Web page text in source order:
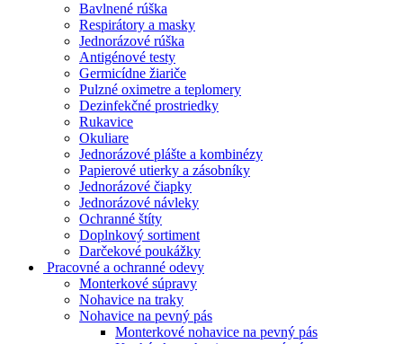
Bavlnené rúška
Respirátory a masky
Jednorázové rúška
Antigénové testy
Germicídne žiariče
Pulzné oximetre a teplomery
Dezinfekčné prostriedky
Rukavice
Okuliare
Jednorázové plášte a kombinézy
Papierové utierky a zásobníky
Jednorázové čiapky
Jednorázové návleky
Ochranné štíty
Doplnkový sortiment
Darčekové poukážky
Pracovné a ochranné odevy
Monterkové súpravy
Nohavice na traky
Nohavice na pevný pás
Monterkové nohavice na pevný pás